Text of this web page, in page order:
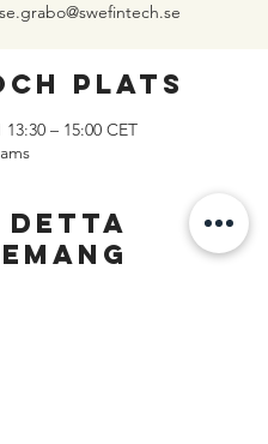
plats
– 15:00 CET
detta